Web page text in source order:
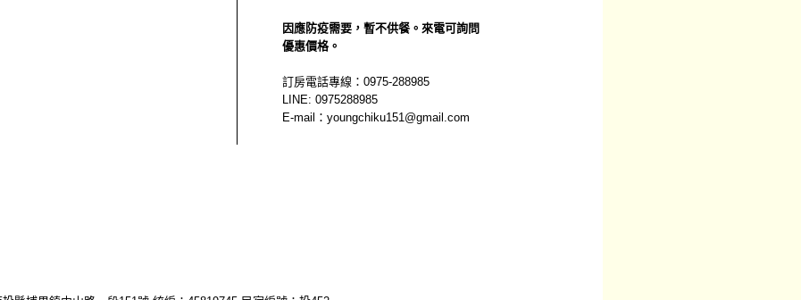
因應防疫需要，暫不供餐。來電可詢問
優惠價格。
訂房電話專線：0975-288985
LINE: 0975288985
E-mail：youngchiku151@gmail.com